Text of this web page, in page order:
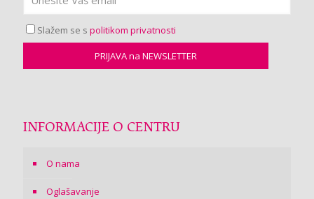
Slažem se s politikom privatnosti
INFORMACIJE O CENTRU
O nama
Oglašavanje